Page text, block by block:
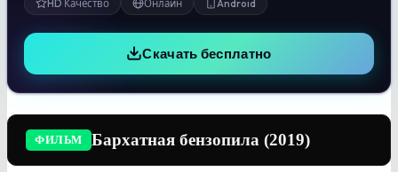
HD Качество Онлайн Android
Скачать бесплатно
ФИЛЬМ Бархатная бензопила (2019)